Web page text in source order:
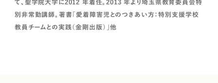
て、聖学院大学に2012 年着任。2013 年より埼玉県教育委員会特
別非常勤講師。著書「愛着障害児とのつきあい方：特別支援学校
教員チームとの実践（金剛出版）」他